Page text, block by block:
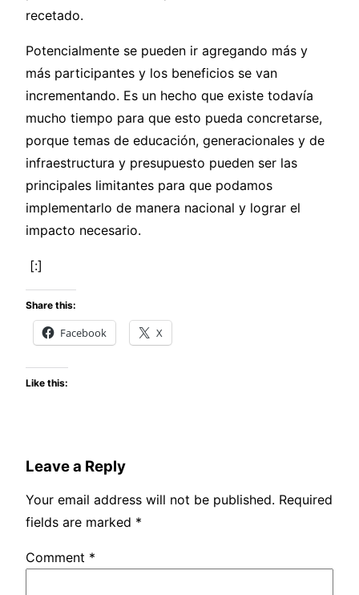
recetado.
Potencialmente se pueden ir agregando más y
más participantes y los beneficios se van
incrementando. Es un hecho que existe todavía
mucho tiempo para que esto pueda concretarse,
porque temas de educación, generacionales y de
infraestructura y presupuesto pueden ser las
principales limitantes para que podamos
implementarlo de manera nacional y lograr el
impacto necesario.
[:]
Share this:
Facebook X
Like this:
Leave a Reply
Your email address will not be published. Required
fields are marked *
Comment *